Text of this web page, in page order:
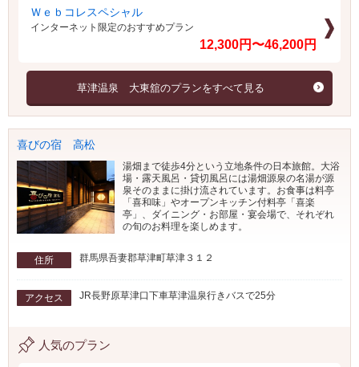
Ｗｅｂコレスペシャル
インターネット限定のおすすめプラン
12,300円〜46,200円
草津温泉 大東舘のプランをすべて見る
喜びの宿 高松
湯畑まで徒歩4分という立地条件の日本旅館。大浴
場・露天風呂・貸切風呂には湯畑源泉の名湯が源
泉そのままに掛け流されています。お食事は料亭
「喜和味」やオープンキッチン付料亭「喜楽
亭」、ダイニング・お部屋・宴会場で、それぞれ
の旬のお料理を楽しめます。
住所 群馬県吾妻郡草津町草津３１２
アクセス JR長野原草津口下車草津温泉行きバスで25分
人気のプラン